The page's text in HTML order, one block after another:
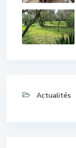
Actualités